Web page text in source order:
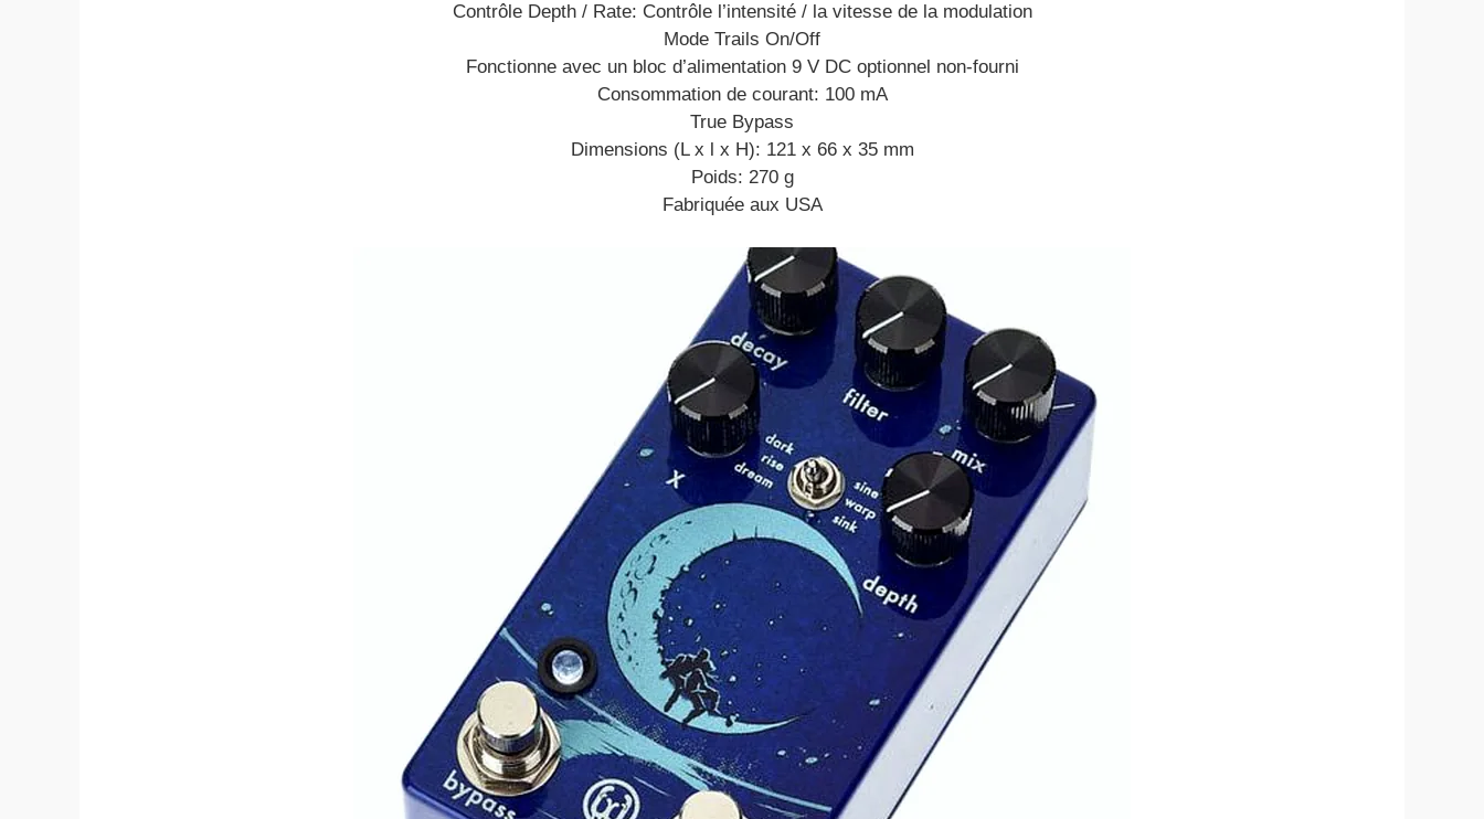
Contrôle Depth / Rate: Contrôle l’intensité / la vitesse de la modulation
Mode Trails On/Off
Fonctionne avec un bloc d’alimentation 9 V DC optionnel non-fourni
Consommation de courant: 100 mA
True Bypass
Dimensions (L x l x H): 121 x 66 x 35 mm
Poids: 270 g
Fabriquée aux USA